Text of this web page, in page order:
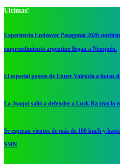
Ultimas!
Experiencia Endeavor Patagonia 2026
emprendimiento argentino llegan a Neuquén.
El especial posteo de Enner Valencia a horas
La Joaqui salió a defender a Luck Ra tras la
Se esperan vientos de más de 100 km/h y
SMN